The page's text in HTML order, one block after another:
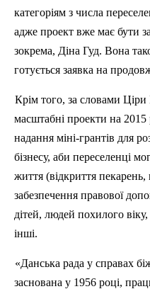
категоріям з числа
адже проект вже має бути
зокрема, Діна Гуд. Вона
готується заявка на
Крім того, за словами Ціри
масштабні проекти на
надання міні-грантів для
бізнесу, аби переселенці
життя (відкриття
забезпечення правової
дітей, людей похилого
інші.
«Данська рада у справах
заснована у 1956 році,